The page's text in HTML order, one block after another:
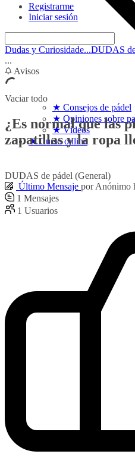
★ Consejos de pádel
★ Opiniones sobre
★ Vídeos
★ Curso online
Registrarme
Iniciar sesión
Dudas y Curiosidade...DUDAS
...
Avisos
Vaciar todo
¿Es normal que las
zapatillas y la ropa
DUDAS de pádel (General)
Último Mensaje por Anónimo
1 Mensajes
1 Usuarios